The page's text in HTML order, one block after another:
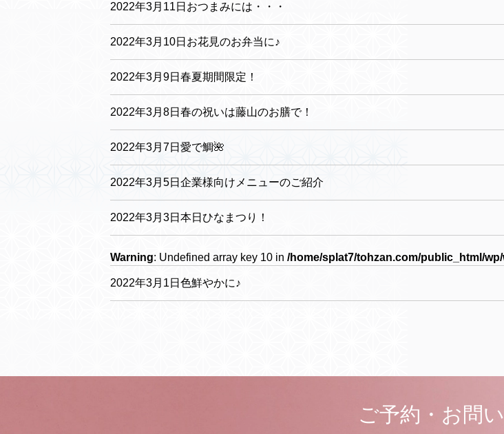
2022年3月11日おつまみには・・・
2022年3月10日お花見のお弁当に♪
2022年3月9日春夏期間限定！
2022年3月8日春の祝いは藤山のお膳で！
2022年3月7日愛で鯛🌺
2022年3月5日企業様向けメニューのご紹介
2022年3月3日本日ひなまつり！
Warning: Undefined array key 10 in /home/splat7/tohzan.com/public_html/
2022年3月1日色鮮やかに♪
ご予約・お問